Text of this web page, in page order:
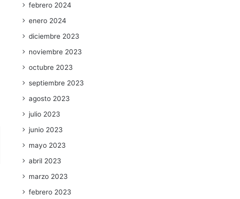
febrero 2024
enero 2024
diciembre 2023
noviembre 2023
octubre 2023
septiembre 2023
agosto 2023
julio 2023
junio 2023
mayo 2023
abril 2023
marzo 2023
febrero 2023